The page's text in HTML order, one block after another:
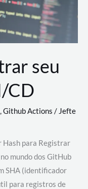
seu
CD
,Github Actions /Jefte
Hash para Registrar
mundo dos GitHub
SHA (identificador
para registros de